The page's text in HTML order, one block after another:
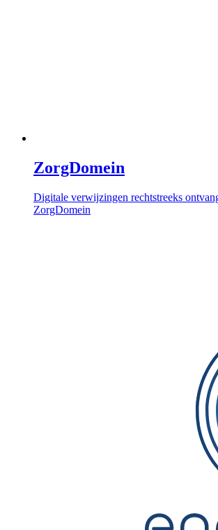
ZorgDomein
Digitale verwijzingen rechtstreeks
ZorgDomein